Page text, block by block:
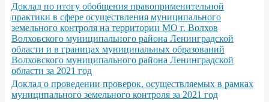
Доклад по итогу обобщения правоприменительной
практики в сфере осуществления муниципального
земельного контроля на территории МО г. Волхов
Волховского муниципального района Ленинградской
области и в границах муниципальных образований
Волховского муниципального района Ленинградской
области за 2021 год
Доклад о проведении проверок, осуществляемых в рамках
муниципального земельного контроля за 2021 год